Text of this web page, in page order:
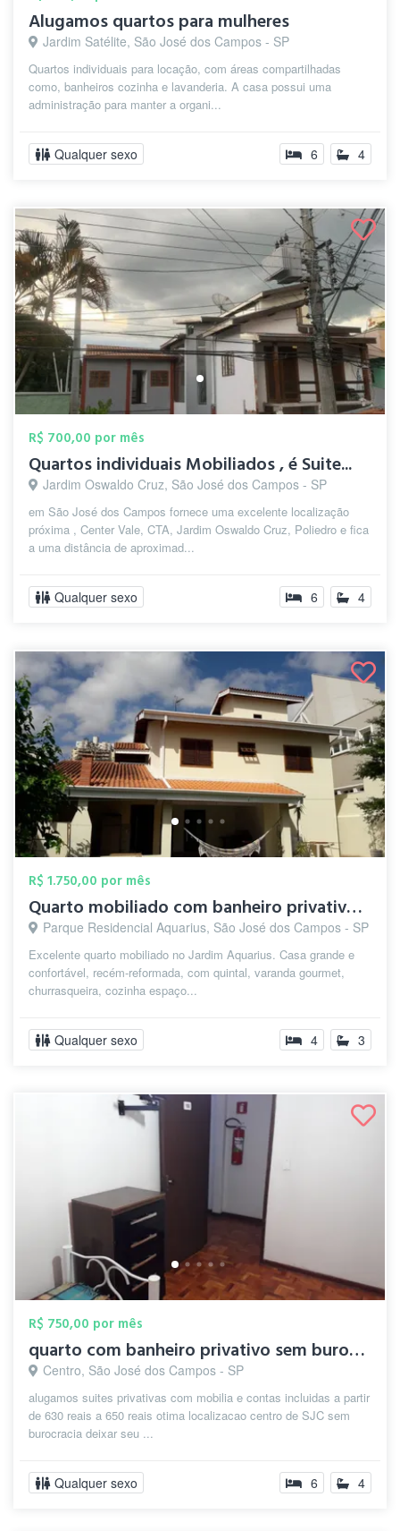
Alugamos quartos para mulheres
Jardim Satélite, São José dos Campos - SP
Quartos individuais para locação, com áreas compartilhadas
como, banheiros cozinha e lavanderia. A casa possui uma
administração para manter a organi...
Qualquer sexo 6 4
R$ 700,00 por mês
Quartos individuais Mobiliados , é Suite...
Jardim Oswaldo Cruz, São José dos Campos - SP
em São José dos Campos fornece uma excelente localização
próxima , Center Vale, CTA, Jardim Oswaldo Cruz, Poliedro e fica
a uma distância de aproximad...
Qualquer sexo 6 4
R$ 1.750,00 por mês
Quarto mobiliado com banheiro privativo ...
Parque Residencial Aquarius, São José dos Campos - SP
Excelente quarto mobiliado no Jardim Aquarius. Casa grande e
confortável, recém-reformada, com quintal, varanda gourmet,
churrasqueira, cozinha espaço...
Qualquer sexo 4 3
R$ 750,00 por mês
quarto com banheiro privativo sem burocr...
Centro, São José dos Campos - SP
alugamos suites privativas com mobilia e contas incluidas a partir
de 630 reais a 650 reais otima localizacao centro de SJC sem
burocracia deixar seu ...
Qualquer sexo 6 4